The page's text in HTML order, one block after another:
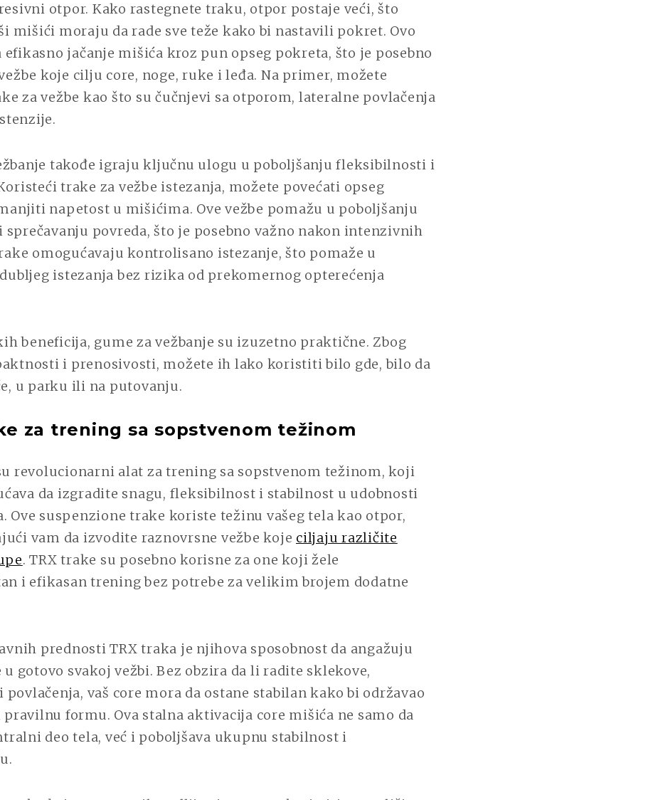
otpor. Kako rastegnete traku, otpor postaje veći, što
mišići moraju da rade sve teže kako bi nastavili pokret. Ovo
efikasno jačanje mišića kroz pun opseg pokreta, što je posebno
koje cilju core, noge, ruke i leđa. Na primer, možete
za vežbe kao što su čučnjevi sa otporom, lateralne povlačenja
takođe igraju ključnu ulogu u poboljšanju fleksibilnosti i
trake za vežbe istezanja, možete povećati opseg
napetost u mišićima. Ove vežbe pomažu u poboljšanju
povreda, što je posebno važno nakon intenzivnih
omogućavaju kontrolisano istezanje, što pomaže u
istezanja bez rizika od prekomernog opterećenja
beneficija, gume za vežbanje su izuzetno praktične. Zbog
i prenosivosti, možete ih lako koristiti bilo gde, bilo da
u parku ili na putovanju.
za trening sa sopstvenom težinom
revolucionarni alat za trening sa sopstvenom težinom, koji
da izgradite snagu, fleksibilnost i stabilnost u udobnosti
Ove suspenzione trake koriste težinu vašeg tela kao otpor,
vam da izvodite raznovrsne vežbe koje ciljaju različite
. TRX trake su posebno korisne za one koji žele
i efikasan trening bez potrebe za velikim brojem dodatne
prednosti TRX traka je njihova sposobnost da angažuju
u gotovo svakoj vežbi. Bez obzira da li radite sklekove,
povlačenja, vaš core mora da ostane stabilan kako bi održavao
formu. Ova stalna aktivacija core mišića ne samo da
deo tela, već i poboljšava ukupnu stabilnost i